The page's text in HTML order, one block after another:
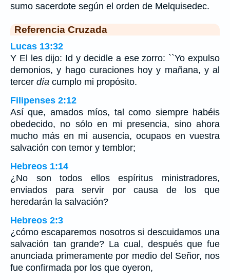
sumo sacerdote según el orden de Melquisedec.
Referencia Cruzada
Lucas 13:32
Y El les dijo: Id y decidle a ese zorro: ``Yo expulso
demonios, y hago curaciones hoy y mañana, y al
tercer día cumplo mi propósito.
Filipenses 2:12
Así que, amados míos, tal como siempre habéis
obedecido, no sólo en mi presencia, sino ahora
mucho más en mi ausencia, ocupaos en vuestra
salvación con temor y temblor;
Hebreos 1:14
¿No son todos ellos espíritus ministradores,
enviados para servir por causa de los que
heredarán la salvación?
Hebreos 2:3
¿cómo escaparemos nosotros si descuidamos una
salvación tan grande? La cual, después que fue
anunciada primeramente por medio del Señor, nos
fue confirmada por los que oyeron,